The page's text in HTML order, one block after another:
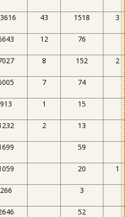
43 1518 3
12 76
8 152 2
7 74
913 1 15
2 13
59
20 1
266 3
52